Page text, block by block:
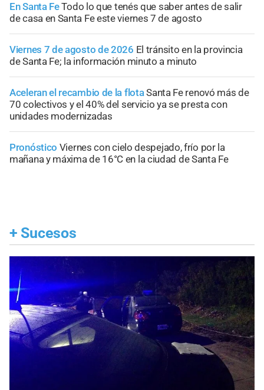
En Santa FeTodo lo que tenés que saber antes de salir
de casa en Santa Fe este viernes 7 de agosto
Viernes 7 de agosto de 2026 El tránsito en la provincia
de Santa Fe; la información minuto a minuto
Aceleran el recambio de la flotaSanta Fe renovó más de
70 colectivos y el 40% del servicio ya se presta con
unidades modernizadas
Pronóstico Viernes con cielo despejado, frío por la
mañana y máxima de 16°C en la ciudad de Santa Fe
+ Sucesos